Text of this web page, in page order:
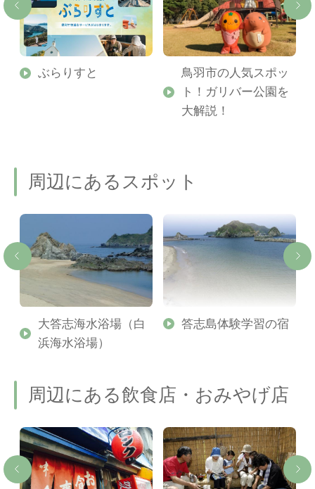
ぶらりすと
鳥羽市の人気スポッ
ト！ガリバー公園を
大解説！
周辺にあるスポット
大答志海水浴場（白
浜海水浴場）
答志島体験学習の宿
周辺にある飲食店・おみやげ店